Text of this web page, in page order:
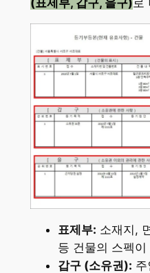
(표제부, 갑구, 을구)로
표제부: 소재지,
등 건물의 스펙이
갑구 (소유권):